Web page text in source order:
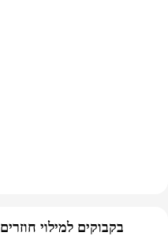
בקבוקים למילוי חוזרים